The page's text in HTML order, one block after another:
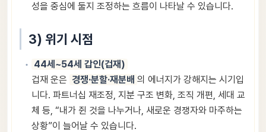
성을 중심에 둘지 조정하는 흐름이 나타날 수 있습니다.
3) 위기 시점
44세~54세 갑인(겁재)
겁재 운은 경쟁·분할·재분배 의 에너지가 강해지는 시기입
니다. 파트너십 재조정, 지분 구조 변화, 조직 개편, 세대 교
체 등, “내가 쥔 것을 나누거나, 새로운 경쟁자와 마주하는
상황”이 늘어날 수 있습니다.